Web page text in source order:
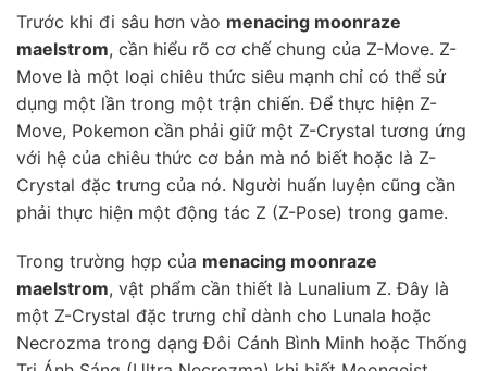
Trước khi đi sâu hơn vào menacing moonraze
maelstrom, cần hiểu rõ cơ chế chung của Z-Move. Z-
Move là một loại chiêu thức siêu mạnh chỉ có thể sử
dụng một lần trong một trận chiến. Để thực hiện Z-
Move, Pokemon cần phải giữ một Z-Crystal tương ứng
với hệ của chiêu thức cơ bản mà nó biết hoặc là Z-
Crystal đặc trưng của nó. Người huấn luyện cũng cần
phải thực hiện một động tác Z (Z-Pose) trong game.
Trong trường hợp của menacing moonraze
maelstrom, vật phẩm cần thiết là Lunalium Z. Đây là
một Z-Crystal đặc trưng chỉ dành cho Lunala hoặc
Necrozma trong dạng Đôi Cánh Bình Minh hoặc Thống